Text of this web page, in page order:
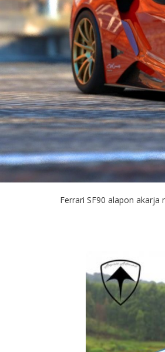
Ferrari SF90 alapon